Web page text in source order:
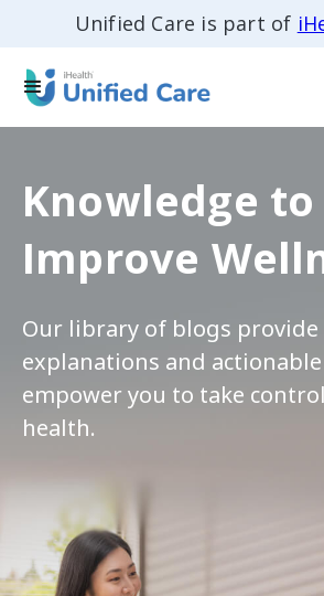
Unified Care is part of
Knowledge to
Improve
Our library of blogs provide
explanations and
empower you to take
health.